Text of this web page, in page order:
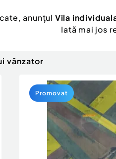
anunțul Vila
Iată mai jos
vânzator
Promovat